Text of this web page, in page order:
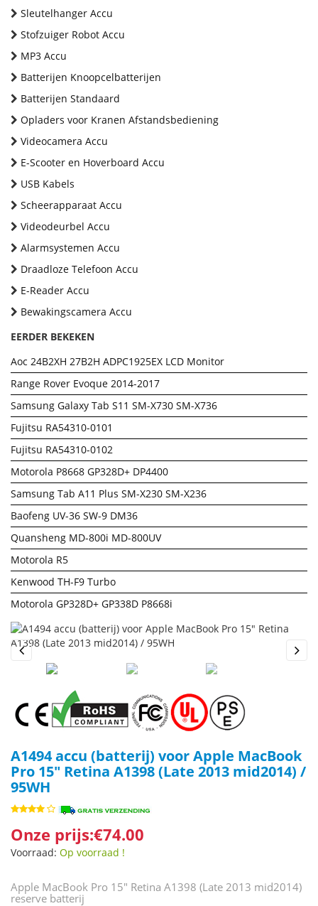
Sleutelhanger Accu
Stofzuiger Robot Accu
MP3 Accu
Batterijen Knoopcelbatterijen
Batterijen Standaard
Opladers voor Kranen Afstandsbediening
Videocamera Accu
E-Scooter en Hoverboard Accu
USB Kabels
Scheerapparaat Accu
Videodeurbel Accu
Alarmsystemen Accu
Draadloze Telefoon Accu
E-Reader Accu
Bewakingscamera Accu
EERDER BEKEKEN
Aoc 24B2XH 27B2H ADPC1925EX LCD Monitor
Range Rover Evoque 2014-2017
Samsung Galaxy Tab S11 SM-X730 SM-X736
Fujitsu RA54310-0101
Fujitsu RA54310-0102
Motorola P8668 GP328D+ DP4400
Samsung Tab A11 Plus SM-X230 SM-X236
Baofeng UV-36 SW-9 DM36
Quansheng MD-800i MD-800UV
Motorola R5
Kenwood TH-F9 Turbo
Motorola GP328D+ GP338D P8668i
Previous
A1494 accu (batterij) voor Apple MacBook
Pro 15" Retina A1398 (Late 2013 mid2014) /
95WH
Onze prijs:€74.00
Voorraad: Op voorraad !
Apple MacBook Pro 15" Retina A1398 (Late 2013 mid2014)
reserve batterij